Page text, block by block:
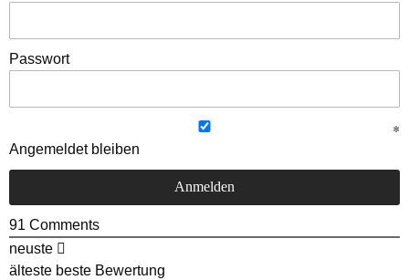
Passwort
Angemeldet bleiben
91 Comments
neuste
älteste beste Bewertung